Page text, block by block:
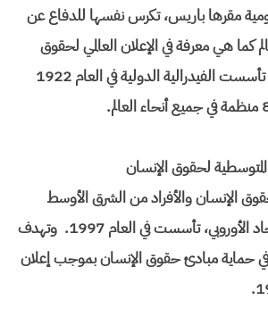
مقرها باريس، تكرس نفسها للدفاع عن
كما هي معرفة في الإعلان العالمي لحقوق
الإنسان لعام 1948. تأسست الفيدرالية الدولية في العام 1922
الإنسان والأفراد من الشرق الأوسط
وشمال أفريقيا والاتحاد الأوروبي، تأسست في العام 1997. وتهدف
في حماية مبادئ حقوق الإنسان بموجب إعلان